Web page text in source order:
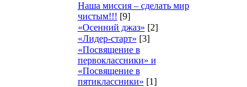
Наша миссия – сделать мир
чистым!!! [9]
«Осенний джаз» [2]
«Лидер-старт» [3]
«Посвящение в
первоклассники» и
«Посвящение в
пятиклассники» [1]